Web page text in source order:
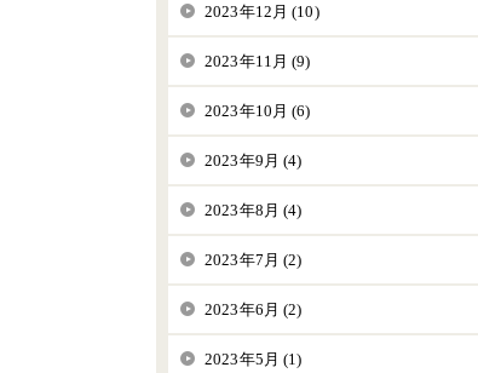
2023年12月 (10)
2023年11月 (9)
2023年10月 (6)
2023年9月 (4)
2023年8月 (4)
2023年7月 (2)
2023年6月 (2)
2023年5月 (1)